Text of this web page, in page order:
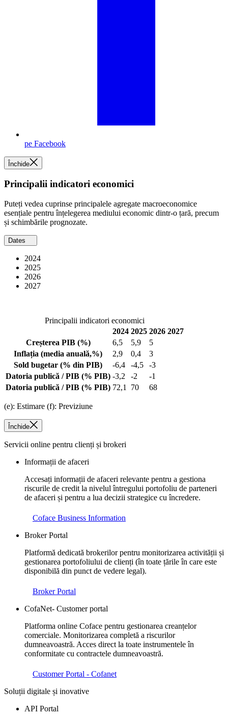
pe Facebook
Închide
Principalii indicatori economici
Puteți vedea cuprinse principalele agregate macroeconomice
esențiale pentru înțelegerea mediului economic dintr-o țară, precum
și schimbările prognozate.
Dates
2024
2025
2026
2027
Principalii indicatori economici
2024 2025 2026 2027
Creșterea PIB (%) 6,5 5,9
5
Inflația (media anuală,%) 2,9 0,4
3
Sold bugetar (% din PIB) -6,4 -4,5
-3
Datoria publică / PIB (% PIB) -3,2 -2
-1
Datoria publică / PIB (% PIB) 72,1 70 68
(e): Estimare (f): Previziune
Închide
Servicii online pentru clienți și brokeri
Informații de afaceri
Accesați informații de afaceri relevante pentru a gestiona
riscurile de credit la nivelul întregului portofoliu de parteneri
de afaceri și pentru a lua decizii strategice cu încredere.
Coface Business Information
Broker Portal
Platformă dedicată brokerilor pentru monitorizarea activității și
gestionarea portofoliului de clienți (în toate țările în care este
disponibilă din punct de vedere legal).
Broker Portal
CofaNet- Customer portal
Platforma online Coface pentru gestionarea creanțelor
comerciale. Monitorizarea completă a riscurilor
dumneavoastră. Acces direct la toate instrumentele în
conformitate cu contractele dumneavoastră.
Customer Portal - Cofanet
Soluții digitale și inovative
API Portal